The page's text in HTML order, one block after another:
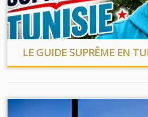
LE GUIDE SUPRÊME EN